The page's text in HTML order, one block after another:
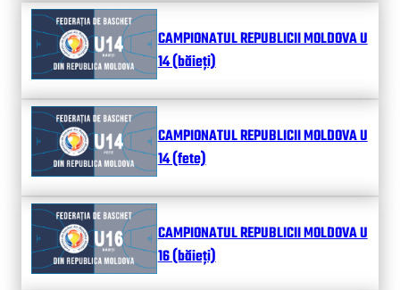
CAMPIONATUL REPUBLICII MOLDOVA U
14 (băieți)
CAMPIONATUL REPUBLICII MOLDOVA U
14 (fete)
CAMPIONATUL REPUBLICII MOLDOVA U
16 (băieți)